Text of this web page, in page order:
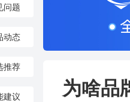
问题
动态
推荐
建议 为啥品